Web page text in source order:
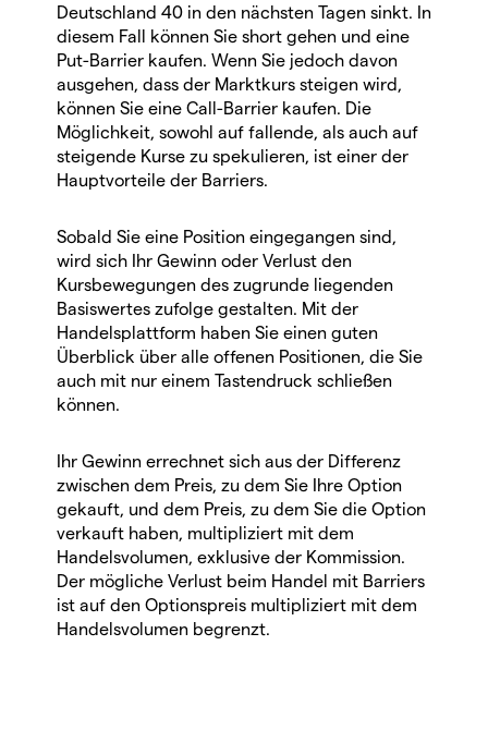
Deutschland 40 in den nächsten Tagen sinkt. In
diesem Fall können Sie short gehen und eine
Put-Barrier kaufen. Wenn Sie jedoch davon
ausgehen, dass der Marktkurs steigen wird,
können Sie eine Call-Barrier kaufen. Die
Möglichkeit, sowohl auf fallende, als auch auf
steigende Kurse zu spekulieren, ist einer der
Hauptvorteile der Barriers.
Sobald Sie eine Position eingegangen sind,
wird sich Ihr Gewinn oder Verlust den
Kursbewegungen des zugrunde liegenden
Basiswertes zufolge gestalten. Mit der
Handelsplattform haben Sie einen guten
Überblick über alle offenen Positionen, die Sie
auch mit nur einem Tastendruck schließen
können.
Ihr Gewinn errechnet sich aus der Differenz
zwischen dem Preis, zu dem Sie Ihre Option
gekauft, und dem Preis, zu dem Sie die Option
verkauft haben, multipliziert mit dem
Handelsvolumen, exklusive der Kommission.
Der mögliche Verlust beim Handel mit Barriers
ist auf den Optionspreis multipliziert mit dem
Handelsvolumen begrenzt.